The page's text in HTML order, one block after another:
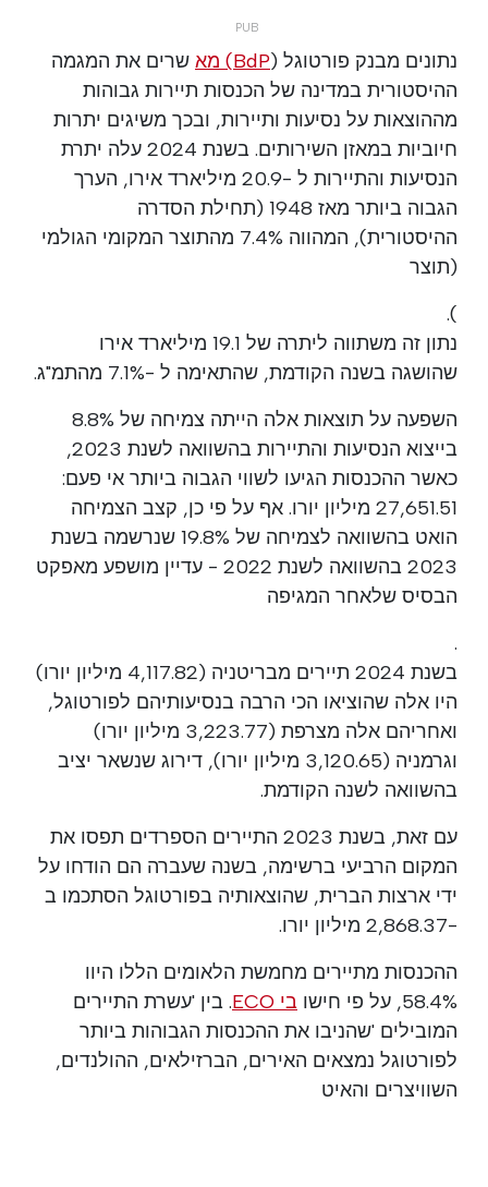
נתונים מבנק פורטוגל (BdP) מא
שרים את המגמה
ההיסטורית במדינה של הכנסות תיירות גבוהות
מההוצאות על נסיעות ותיירות, ובכך משיגים יתרות
חיוביות במאזן השירותים. בשנת 2024 עלה יתרת
הנסיעות והתיירות ל -20.9 מיליארד אירו, הערך
הגבוה ביותר מאז 1948 (תחילת הסדרה
ההיסטורית), המהווה 7.4% מהתוצר המקומי הגולמי
(תוצר
).
נתון זה משתווה ליתרה של 19.1 מיליארד אירו
שהושגה בשנה הקודמת, שהתאימה ל -7.1% מהתמ"ג.
השפעה על תוצאות אלה הייתה צמיחה של 8.8%
בייצוא הנסיעות והתיירות בהשוואה לשנת 2023,
כאשר ההכנסות הגיעו לשווי הגבוה ביותר אי פעם:
27,651.51 מיליון יורו. אף על פי כן, קצב הצמיחה
הואט בהשוואה לצמיחה של 19.8% שנרשמה בשנת
2023 בהשוואה לשנת 2022 - עדיין מושפע מאפקט
הבסיס שלאחר המגיפה
.
בשנת 2024 תיירים מבריטניה (4,117.82 מיליון יורו)
היו אלה שהוציאו הכי הרבה בנסיעותיהם לפורטוגל,
ואחריהם אלה מצרפת (3,223.77 מיליון יורו)
וגרמניה (3,120.65 מיליון יורו), דירוג שנשאר יציב
בהשוואה לשנה הקודמת.
עם זאת, בשנת 2023 התיירים הספרדים תפסו את
המקום הרביעי ברשימה, בשנה שעברה הם הודחו על
ידי ארצות הברית, שהוצאותיה בפורטוגל הסתכמו ב
-2,868.37 מיליון יורו.
ההכנסות מתיירים מחמשת הלאומים הללו היוו
58.4%, על פי חישו
בי ECO
. בין 'עשרת התיירים
המובילים 'שהניבו את ההכנסות הגבוהות ביותר
לפורטוגל נמצאים האירים, הברזילאים, ההולנדים,
השוויצרים והאיט